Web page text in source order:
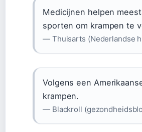
Medicijnen helpen
sporten om krampen te
— Thuisarts (Nederlandse
Volgens een
krampen.
— Blackroll